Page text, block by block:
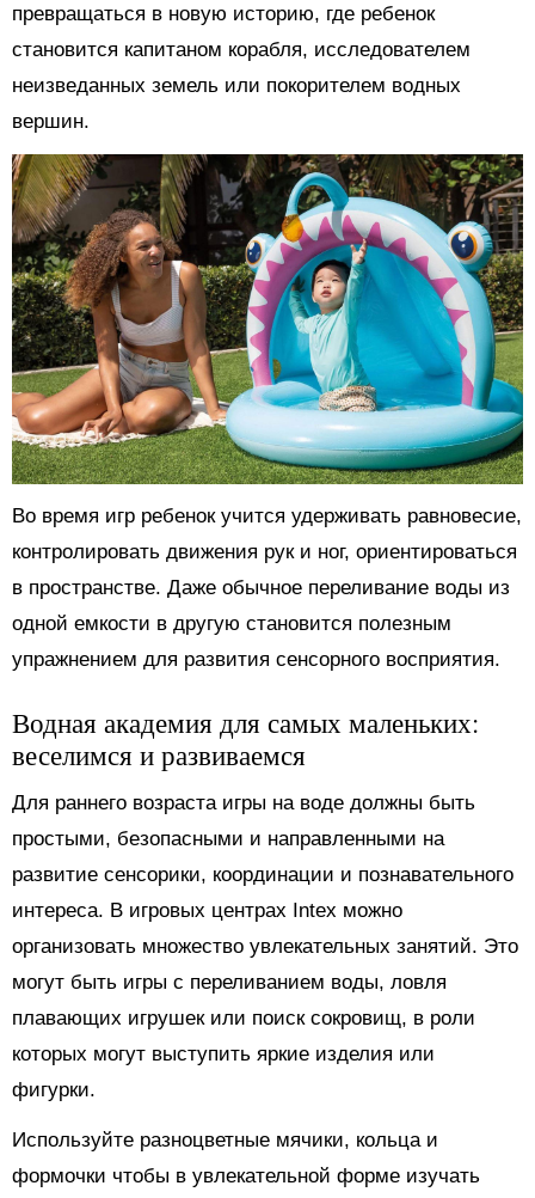
превращаться в новую историю, где ребенок
становится капитаном корабля, исследователем
неизведанных земель или покорителем водных
вершин.
Во время игр ребенок учится удерживать равновесие,
контролировать движения рук и ног, ориентироваться
в пространстве. Даже обычное переливание воды из
одной емкости в другую становится полезным
упражнением для развития сенсорного восприятия.
Водная академия для самых маленьких:
веселимся и развиваемся
Для раннего возраста игры на воде должны быть
простыми, безопасными и направленными на
развитие сенсорики, координации и познавательного
интереса. В игровых центрах Intex можно
организовать множество увлекательных занятий. Это
могут быть игры с переливанием воды, ловля
плавающих игрушек или поиск сокровищ, в роли
которых могут выступить яркие изделия или
фигурки.
Используйте разноцветные мячики, кольца и
формочки чтобы в увлекательной форме изучать